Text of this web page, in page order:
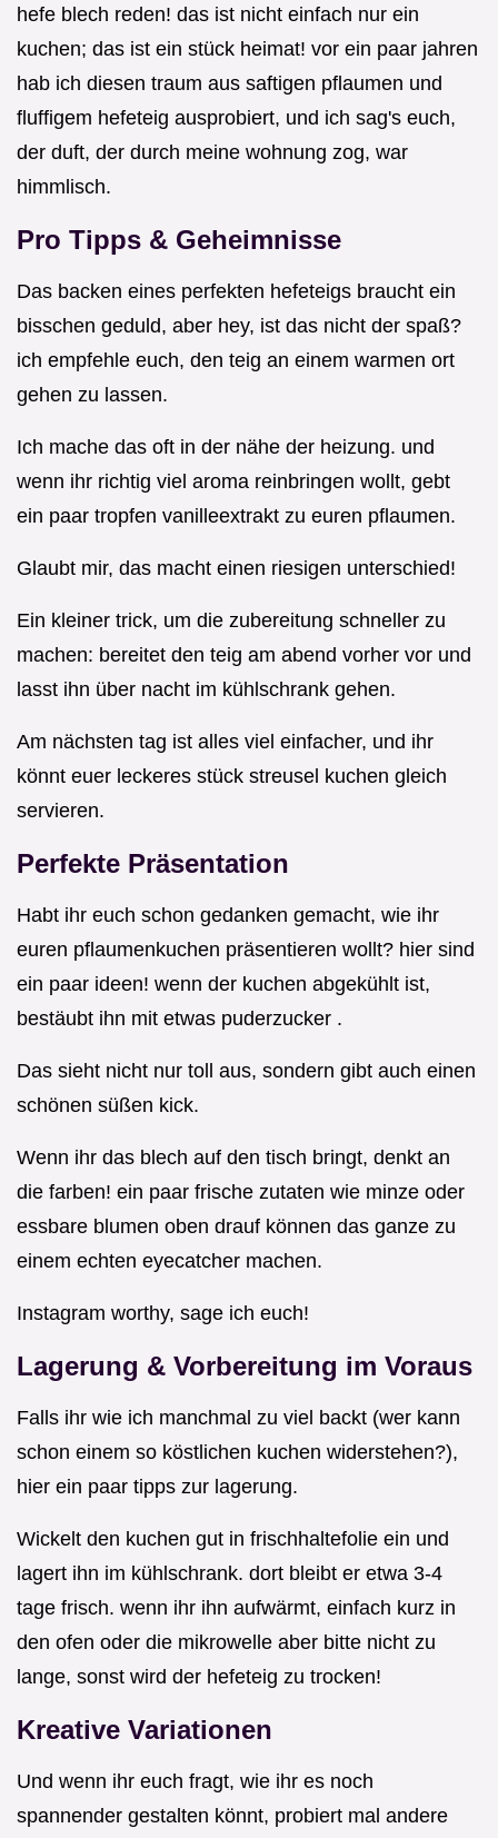
hefe blech reden! das ist nicht einfach nur ein
kuchen; das ist ein stück heimat! vor ein paar jahren
hab ich diesen traum aus saftigen pflaumen und
fluffigem hefeteig ausprobiert, und ich sag's euch,
der duft, der durch meine wohnung zog, war
himmlisch.
Pro Tipps & Geheimnisse
Das backen eines perfekten hefeteigs braucht ein
bisschen geduld, aber hey, ist das nicht der spaß?
ich empfehle euch, den teig an einem warmen ort
gehen zu lassen.
Ich mache das oft in der nähe der heizung. und
wenn ihr richtig viel aroma reinbringen wollt, gebt
ein paar tropfen vanilleextrakt zu euren pflaumen.
Glaubt mir, das macht einen riesigen unterschied!
Ein kleiner trick, um die zubereitung schneller zu
machen: bereitet den teig am abend vorher vor und
lasst ihn über nacht im kühlschrank gehen.
Am nächsten tag ist alles viel einfacher, und ihr
könnt euer leckeres stück streusel kuchen gleich
servieren.
Perfekte Präsentation
Habt ihr euch schon gedanken gemacht, wie ihr
euren pflaumenkuchen präsentieren wollt? hier sind
ein paar ideen! wenn der kuchen abgekühlt ist,
bestäubt ihn mit etwas puderzucker .
Das sieht nicht nur toll aus, sondern gibt auch einen
schönen süßen kick.
Wenn ihr das blech auf den tisch bringt, denkt an
die farben! ein paar frische zutaten wie minze oder
essbare blumen oben drauf können das ganze zu
einem echten eyecatcher machen.
Instagram worthy, sage ich euch!
Lagerung & Vorbereitung im Voraus
Falls ihr wie ich manchmal zu viel backt (wer kann
schon einem so köstlichen kuchen widerstehen?),
hier ein paar tipps zur lagerung.
Wickelt den kuchen gut in frischhaltefolie ein und
lagert ihn im kühlschrank. dort bleibt er etwa 3-4
tage frisch. wenn ihr ihn aufwärmt, einfach kurz in
den ofen oder die mikrowelle aber bitte nicht zu
lange, sonst wird der hefeteig zu trocken!
Kreative Variationen
Und wenn ihr euch fragt, wie ihr es noch
spannender gestalten könnt, probiert mal andere